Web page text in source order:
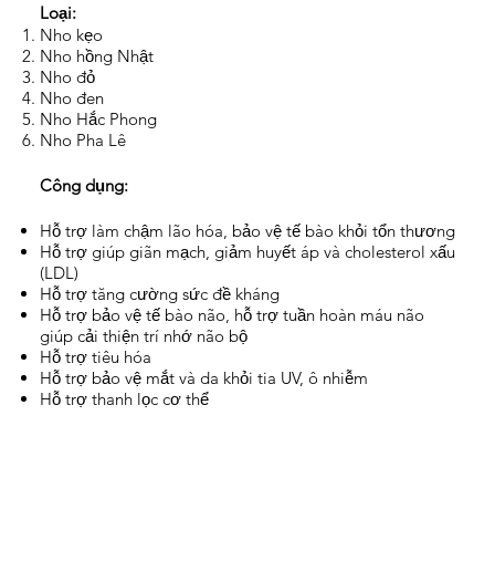
Loại:
Nho kẹo
Nho hồng Nhật
Nho đỏ
Nho đen
Nho Hắc Phong
Nho Pha Lê
Công dụng:
Hỗ trợ làm chậm lão hóa, bảo vệ tế bào khỏi tổn thương
Hỗ trợ giúp giãn mạch, giảm huyết áp và cholesterol xấu
(LDL)
Hỗ trợ tăng cường sức đề kháng
Hỗ trợ bảo vệ tế bào não, hỗ trợ tuần hoàn máu não
giúp cải thiện trí nhớ não bộ
Hỗ trợ tiêu hóa
Hỗ trợ bảo vệ mắt và da khỏi tia UV, ô nhiễm
Hỗ trợ thanh lọc cơ thể